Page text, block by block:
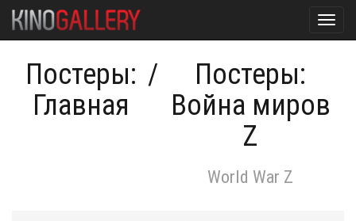
Постеры:
Главная
/
Постеры:
Война миров
Z
World War Z